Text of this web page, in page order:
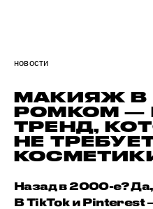
новости
МАКИЯЖ В
РОМКОМ —
ТРЕНД,
НЕ
Назад в 2000-е?
В TikTok и Pinterest